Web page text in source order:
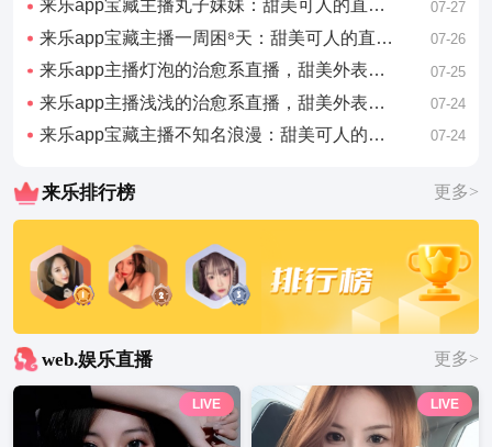
来乐app宝藏主播丸子妹妹：甜美可人的直播日常，看完想谈恋爱 07-27
来乐app宝藏主播一周困⁸天：甜美可人的直播日常，看完想谈恋爱 07-26
来乐app主播灯泡的治愈系直播，甜美外表下藏着有趣的灵魂 07-25
来乐app主播浅浅的治愈系直播，甜美外表下藏着有趣的灵魂 07-24
来乐app宝藏主播不知名浪漫：甜美可人的直播日常，看完想谈恋爱 07-24
来乐排行榜 更多>
web.娱乐直播 更多>
LIVE LIVE